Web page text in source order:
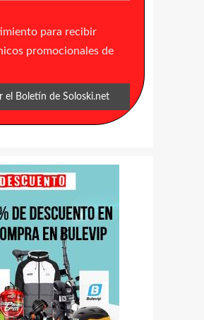
para recibir
promocionales de